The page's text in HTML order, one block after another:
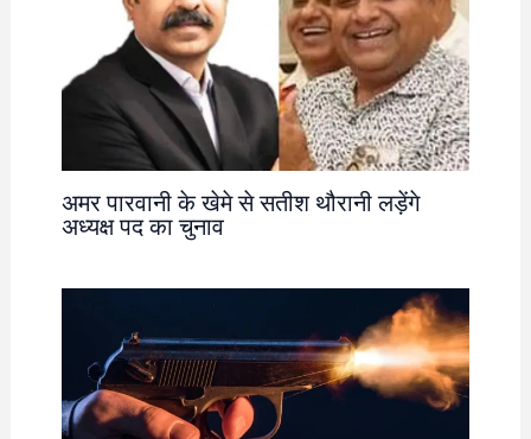
अमर पारवानी के खेमे से सतीश थौरानी लड़ेंगे
अध्यक्ष पद का चुनाव